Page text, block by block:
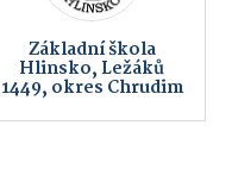
Základní škola
Hlinsko, Ležáků
1449, okres Chrudim